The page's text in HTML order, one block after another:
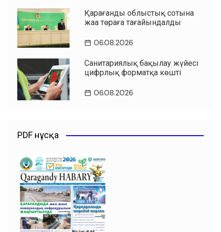
Қарағанды облыстық сотына
жаңа төраға тағайындалды
06.08.2026
Санитариялық бақылау жүйесі
цифрлық форматқа көшті
06.08.2026
PDF нұсқа